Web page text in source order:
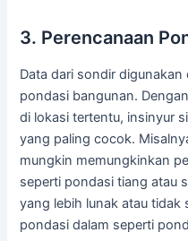
3. Perencanaan
Data dari sondir
pondasi bangunan.
di lokasi tertentu, insinyur
yang paling cocok.
mungkin memungkinkan
seperti pondasi tiang atau
yang lebih lunak atau tidak
pondasi dalam seperti